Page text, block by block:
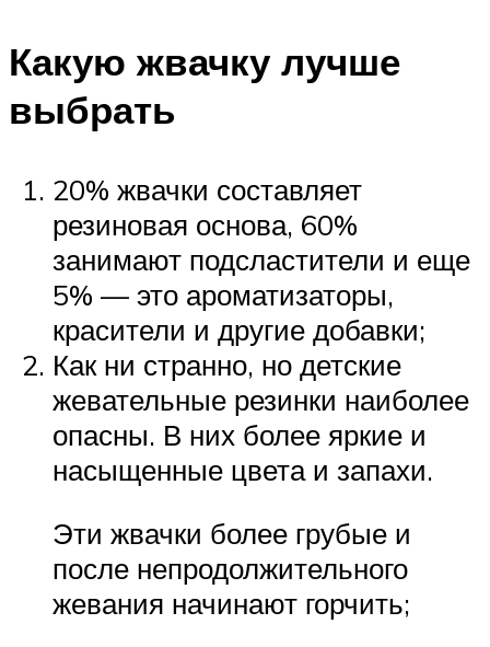
Какую жвачку лучше
выбрать
20% жвачки составляет
резиновая основа, 60%
занимают подсластители и еще
5% — это ароматизаторы,
красители и другие добавки;
Как ни странно, но детские
жевательные резинки наиболее
опасны. В них более яркие и
насыщенные цвета и запахи.
Эти жвачки более грубые и
после непродолжительного
жевания начинают горчить;